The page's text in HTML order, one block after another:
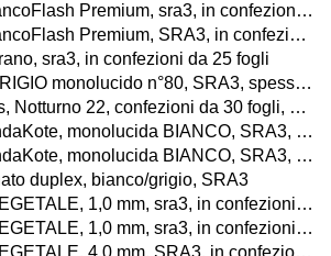
400 gr Favini, BiancoFlash Premium, sra3, in confezioni da 25 fogli o da 25 buste
400 gr Favini, BiancoFlash Premium, SRA3, in confezioni da 100 fogli o da 25 buste
sra3, in confezioni da 25 fogli
450 gr Cartone GRIGIO monolucido n°80, SRA3, spessore 0,7mm, in pacchi da 40 fogli
450 gr Cordenons, Notturno 22, confezioni da 30 fogli, SRA3
450 gr Favini, BindaKote, monolucida BIANCO, SRA3, in confezioni da 60 fogli
450 gr Favini, BindaKote, monolucida BIANCO, SRA3, in confezioni da 100 fogli
duplex, bianco/grigio, SRA3
480 gr Cartone VEGETALE, 1,0 mm, sra3, in confezioni da 17 fogli
480 gr Cartone VEGETALE, 1,0 mm, sra3, in confezioni da 35 fogli
480 gr Cartone VEGETALE, 4,0 mm, SRA3, in confezioni da 8 fogli